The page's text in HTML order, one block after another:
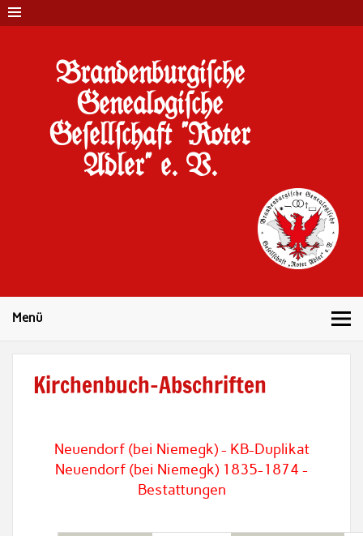
Brandenburgi#che
Genealogi#che
Ge#ell#chaft "Roter
Adler" e. V.
Menü
Kirchenbuch-Abschriften
Neuendorf (bei Niemegk) - KB-Duplikat
Neuendorf (bei Niemegk) 1835-1874 -
Bestattungen